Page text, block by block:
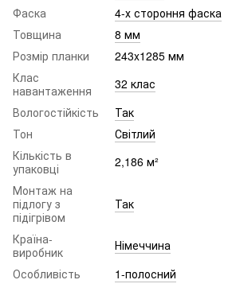
Фаска
4-х стороння фаска
Товщина
8 мм
Розмір планки
243x1285 мм
Клас
навантаження
32 клас
Вологостійкість
Так
Тон
Світлий
Кількість в
упаковці
2,186 м²
Монтаж на
підлогу з
підігрівом
Так
Країна-
виробник
Німеччина
Особливість
1-полосний